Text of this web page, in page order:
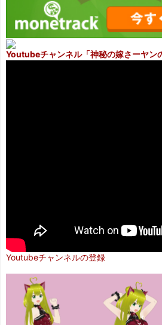
Youtubeチャンネル「神秘の嫁さーヤン
Youtubeチャンネルの登録